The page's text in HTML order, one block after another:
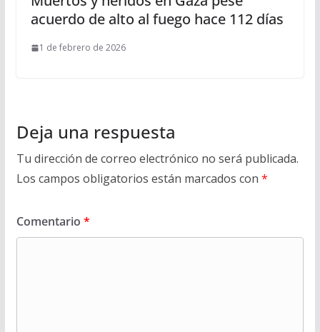
acuerdo de alto al fuego hace 112 días
1 de febrero de 2026
Deja una respuesta
Tu dirección de correo electrónico no será publicada.
Los campos obligatorios están marcados con *
Comentario *